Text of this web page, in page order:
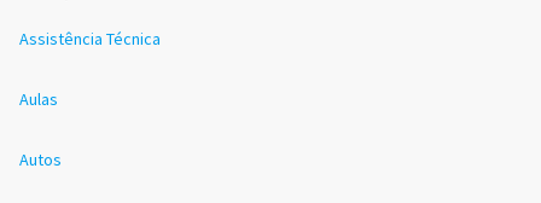
Assistência Técnica
Aulas
Autos